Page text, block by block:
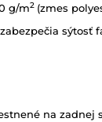
g/m2 (zmes
sýtosť
na zadnej